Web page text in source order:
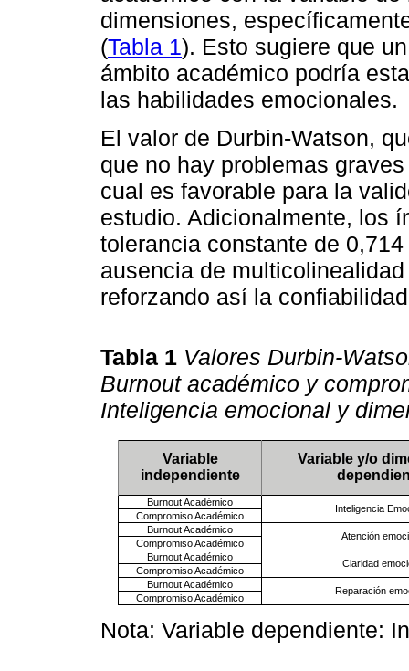
dimensiones,
(Tabla 1). Esto sugiere que
ámbito académico podría
las habilidades emocionales.
El valor de Durbin-Watson,
que no hay problemas
cual es favorable para la
estudio. Adicionalmente, los
tolerancia constante de
ausencia de
reforzando así la
Tabla 1 Valores Durbin-
Burnout académico y
Inteligencia emocional y
Variable
independiente
Variable y/o
Burnout Académico
Inteligencia
Compromiso Académico
Burnout Académico
Atención
Compromiso Académico
Burnout Académico
Claridad
Compromiso Académico
Burnout Académico
Reparación
Compromiso Académico
Nota: Variable dependiente: